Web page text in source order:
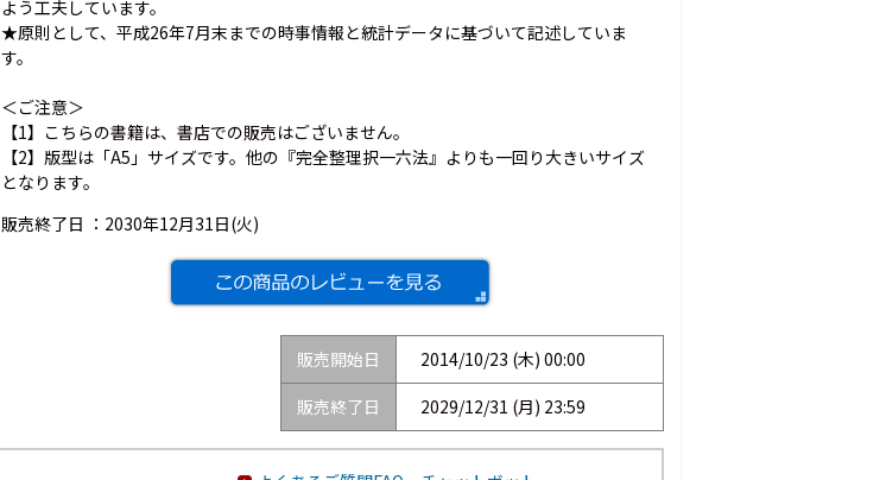
よう工夫しています。
★原則として、平成26年7月末までの時事情報と統計データに基づいて記述していま
す。
＜ご注意＞
【1】こちらの書籍は、書店での販売はございません。
【2】版型は「A5」サイズです。他の『完全整理択一六法』よりも一回り大きいサイズ
となります。
販売終了日 ： 2030年12月31日(火)
販売開始日
2014/10/23 (木) 00:00
販売終了日
2029/12/31 (月) 23:59